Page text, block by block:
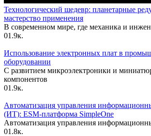
Технологический шедевр: планетарные
мастерство применения
В современном мире, где механика и
01.9к.
Использование электронных плат в
оборудовании
С развитием микроэлектроники и
компонентов
01.9к.
Автоматизация управления
(ИТ): ESM-платформа SimpleOne
Автоматизация управления
01.8к.